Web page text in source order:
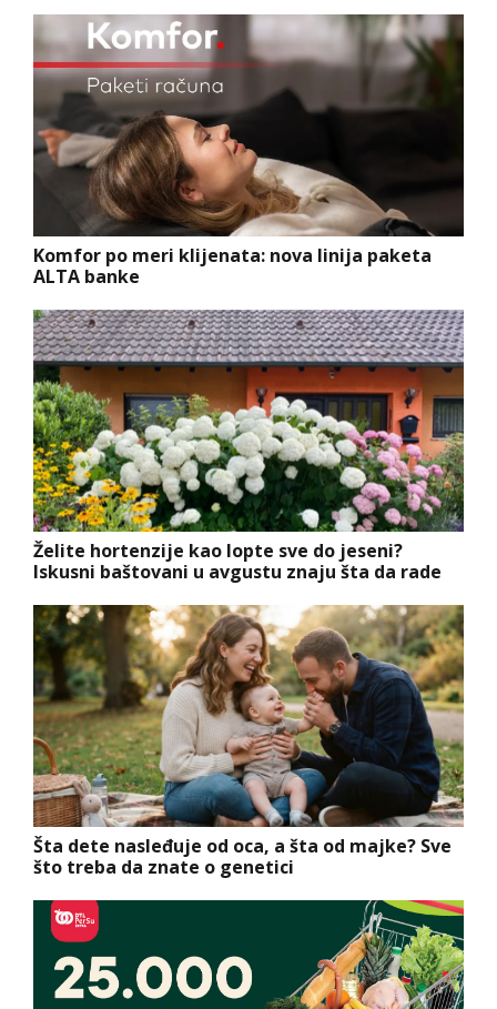
Komfor po meri klijenata: nova linija paketa
ALTA banke
Želite hortenzije kao lopte sve do jeseni?
Iskusni baštovani u avgustu znaju šta da rade
Šta dete nasleđuje od oca, a šta od majke? Sve
što treba da znate o genetici